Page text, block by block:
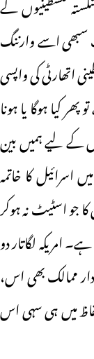
سبھی اسے وارننگ
اتھارٹی کی واپسی
کیا ہوگا یا ہونا
کے لیے ہمیں بین
اسرائیل کا خاتمہ
جو اسٹیٹ نہ ہوکر
لگاتار دو
ممالک بھی اس،
میں ہی سہی اس